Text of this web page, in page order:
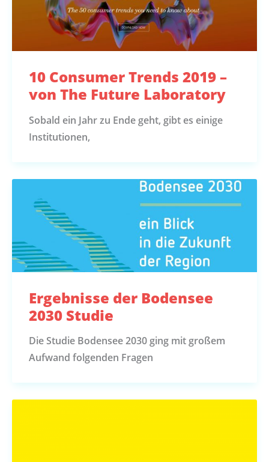
10 Consumer Trends 2019 –
von The Future Laboratory
Sobald ein Jahr zu Ende geht, gibt es einige
Institutionen,
Ergebnisse der Bodensee
2030 Studie
Die Studie Bodensee 2030 ging mit großem
Aufwand folgenden Fragen